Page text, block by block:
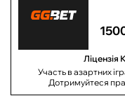
Ліцензія
Участь в азартних
Дотримуйтеся